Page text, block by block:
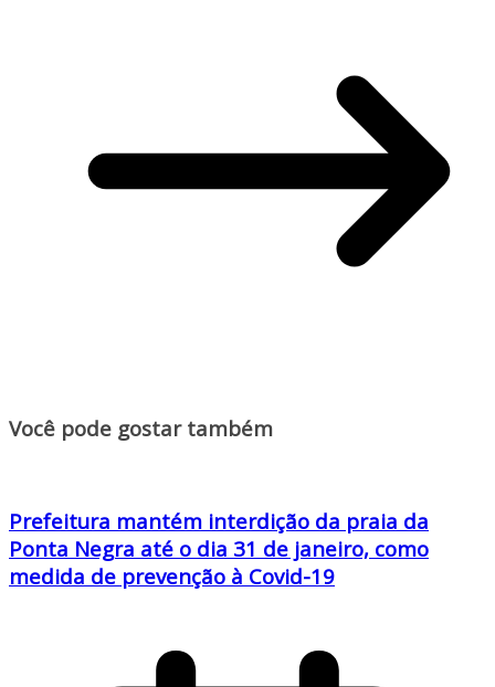
Você pode gostar também
Prefeitura mantém interdição da praia da
Ponta Negra até o dia 31 de janeiro, como
medida de prevenção à Covid-19